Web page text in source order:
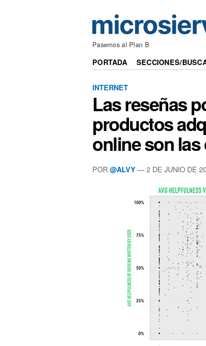
Pasemos al Plan B
PORTADA SECCIONES/
INTERNET
Las reseñas
productos
online son las
POR @ALVY — 2 DE JUNIO DE